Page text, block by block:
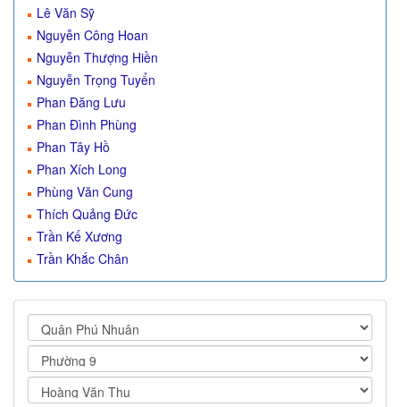
Lê Văn Sỹ
Nguyễn Công Hoan
Nguyễn Thượng Hiền
Nguyễn Trọng Tuyển
Phan Đăng Lưu
Phan Đình Phùng
Phan Tây Hồ
Phan Xích Long
Phùng Văn Cung
Thích Quảng Đức
Trần Kế Xương
Trần Khắc Chân